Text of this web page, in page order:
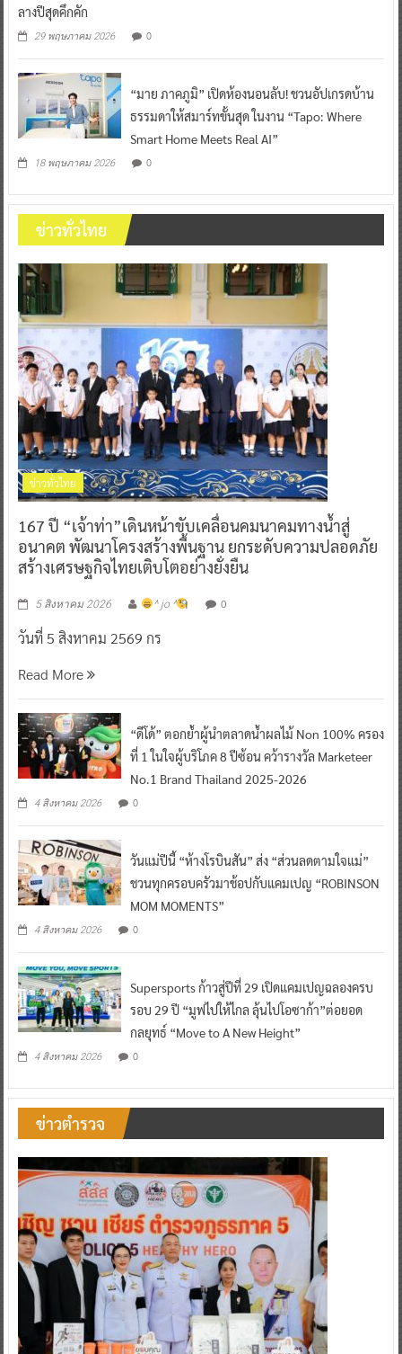
ลางปีสุดคึกคัก
29 พฤษภาคม 2026 0
“มาย ภาคภูมิ” เปิดห้องนอนลับ! ชวนอัปเกรดบ้าน
ธรรมดาให้สมาร์ทขั้นสุด ในงาน “Tapo: Where
Smart Home Meets Real AI”
18 พฤษภาคม 2026 0
ข่าวทั่วไทย
ข่าวทั่วไทย
167 ปี “เจ้าท่า”เดินหน้าขับเคลื่อนคมนาคมทางน้ำสู่
อนาคต พัฒนาโครงสร้างพื้นฐาน ยกระดับความปลอดภัย
สร้างเศรษฐกิจไทยเติบโตอย่างยั่งยืน
5 สิงหาคม 2026 ^ jo ^ 0
วันที่ 5 สิงหาคม 2569 กร
Read More
“ดีโด้” ตอกย้ำผู้นำตลาดน้ำผลไม้ Non 100% ครอง
ที่ 1 ในใจผู้บริโภค 8 ปีซ้อน คว้ารางวัล Marketeer
No.1 Brand Thailand 2025-2026
4 สิงหาคม 2026 0
วันแม่ปีนี้ “ห้างโรบินสัน” ส่ง “ส่วนลดตามใจแม่”
ชวนทุกครอบครัวมาช้อปกับแคมเปญ “ROBINSON
MOM MOMENTS”
4 สิงหาคม 2026 0
Supersports ก้าวสู่ปีที่ 29 เปิดแคมเปญฉลองครบ
รอบ 29 ปี “มูฟไปให้ไกล ลุ้นไปโอซาก้า”ต่อยอด
กลยุทธ์ “Move to A New Height”
4 สิงหาคม 2026 0
ข่าวตำรวจ